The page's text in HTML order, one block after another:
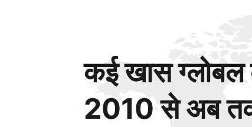
कई खास ग्लोबल
2010 से अब